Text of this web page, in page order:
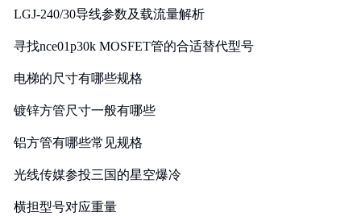
LGJ-240/30导线参数及载流量解析
寻找nce01p30k MOSFET管的合适替代型号
电梯的尺寸有哪些规格
镀锌方管尺寸一般有哪些
铝方管有哪些常见规格
光线传媒参投三国的星空爆冷
横担型号对应重量